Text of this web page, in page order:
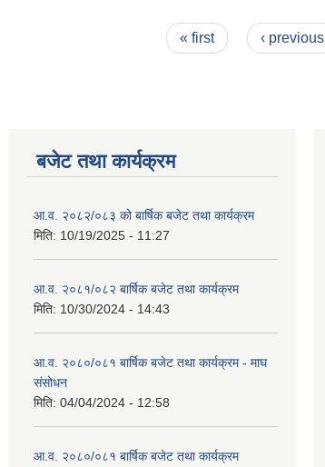
« first ‹ previous
बजेट तथा कार्यक्रम
आ.व. २०८२/०८३ को बार्षिक बजेट तथा कार्यक्रम
मिति: 10/19/2025 - 11:27
आ.व. २०८१/०८२ बार्षिक बजेट तथा कार्यक्रम
मिति: 10/30/2024 - 14:43
आ.व. २०८०/०८१ बार्षिक बजेट तथा कार्यक्रम - माघ
संसोधन
मिति: 04/04/2024 - 12:58
आ.व. २०८०/०८१ बार्षिक बजेट तथा कार्यक्रम